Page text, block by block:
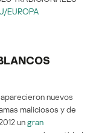
EUROPA
nuevos
maliciosos y de
ungran